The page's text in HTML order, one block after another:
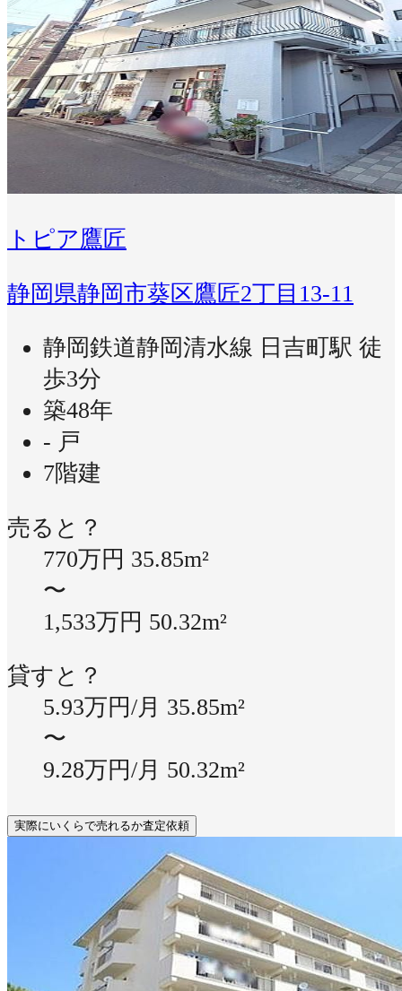
トピア鷹匠
静岡県静岡市葵区鷹匠2丁目13-11
静岡鉄道静岡清水線 日吉町駅 徒
歩3分
築48年
- 戸
7階建
売ると？
770万円 35.85m²
〜
1,533万円 50.32m²
貸すと？
5.93万円/月 35.85m²
〜
9.28万円/月 50.32m²
実際にいくらで売れるか査定依頼